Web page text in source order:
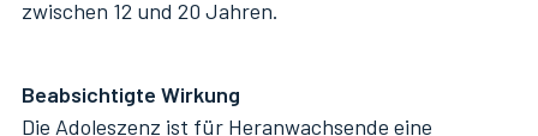
zwischen 12 und 20 Jahren.
Beabsichtigte Wirkung
Die Adoleszenz ist für Heranwachsende eine